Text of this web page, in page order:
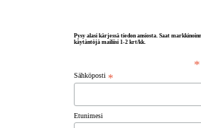
Pysy alasi kärjessä tiedon ansiosta. Saat
käytäntöjä mailiisi 1-2 krt/kk.
*
Sähköposti *
Etunimesi